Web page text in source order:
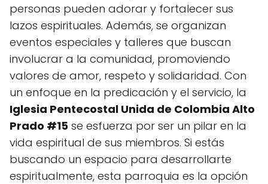
personas pueden adorar y fortalecer sus
lazos espirituales. Además, se organizan
eventos especiales y talleres que buscan
involucrar a la comunidad, promoviendo
valores de amor, respeto y solidaridad. Con
un enfoque en la predicación y el servicio, la
Iglesia Pentecostal Unida de Colombia Alto
Prado #15 se esfuerza por ser un pilar en la
vida espiritual de sus miembros. Si estás
buscando un espacio para desarrollarte
espiritualmente, esta parroquia es la opción